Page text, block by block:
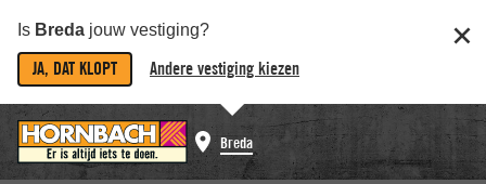
Is Breda jouw vestiging?
JA, DAT KLOPT Andere vestiging kiezen
Breda